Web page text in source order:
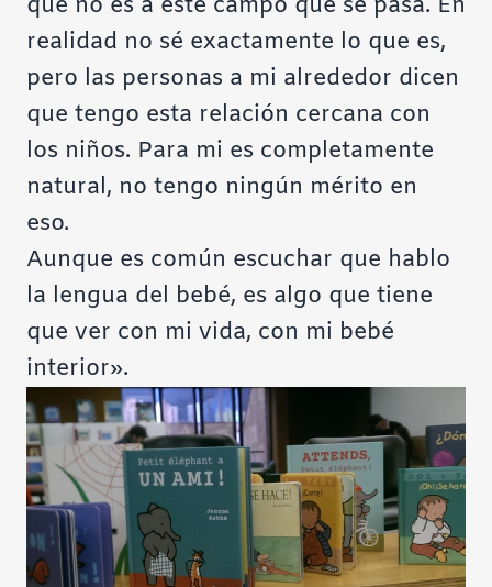
que no es a este campo que se pasa. En
realidad no sé exactamente lo que es,
pero las personas a mi alrededor dicen
que tengo esta relación cercana con
los niños. Para mi es completamente
natural, no tengo ningún mérito en
eso.
Aunque es común escuchar que hablo
la lengua del bebé, es algo que tiene
que ver con mi vida, con mi bebé
interior».